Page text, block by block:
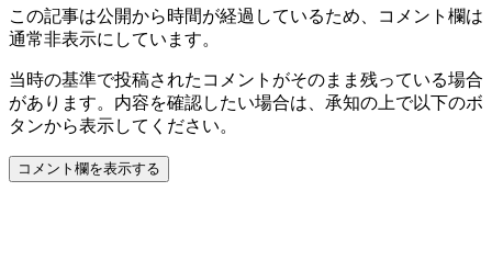
この記事は公開から時間が経過しているため、コメント欄は
通常非表示にしています。
当時の基準で投稿されたコメントがそのまま残っている場合
があります。内容を確認したい場合は、承知の上で以下のボ
タンから表示してください。
コメント欄を表示する